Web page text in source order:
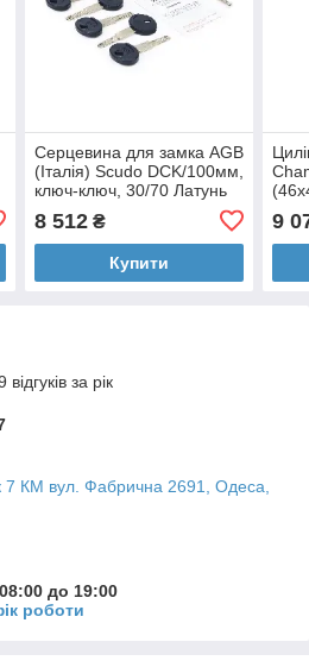
Серцевина для замка AGB
(Італія) Scudo DCK/100мм,
ключ-ключ, 30/70 Латунь
8 512₴
Купити
9
за рік
7 КМ вул. Фабрична 2691, Одеса,
до 19:00
роботи